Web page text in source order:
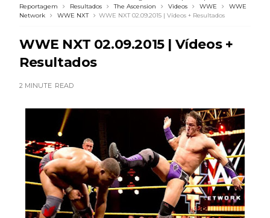
WWE: Netflix censura segmento entre Becky
SCSA867-Aug 07 2026
Estreia no Main Roster à vista? WWE regista
marca "Vice City" para Lola Vice
Aug 07 2026
Recomeço na AEW: Daniel Garcia revela como
Jon Moxley salvou a identidade da empresa
junto dos fãs
SCSA867-Aug 07 2026
Reportagem
Resultados The Ascension Videos WWE
WWE
Network
WWE NXT WWE NXT 02.09.2015 | Vídeos + Resultados
WWE NXT 02.09.2015 | Vídeos +
Resultados
2 MINUTE READ